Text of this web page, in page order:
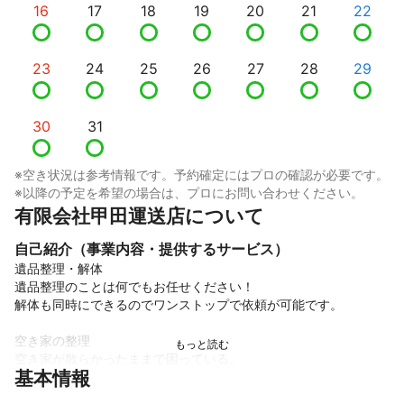
16 17 18 19 20 21 22
23 24 25 26 27 28 29
30 31
※空き状況は参考情報です。予約確定にはプロの確認が必要です。
※以降の予定を希望の場合は、プロにお問い合わせください。
有限会社甲田運送店について
自己紹介（事業内容・提供するサービス）
遺品整理・解体
遺品整理のことは何でもお任せください！
解体も同時にできるのでワンストップで依頼が可能です。
空き家の整理
使わない不用品が大量にあり、どう対応したらいいのかわからな
基本情報